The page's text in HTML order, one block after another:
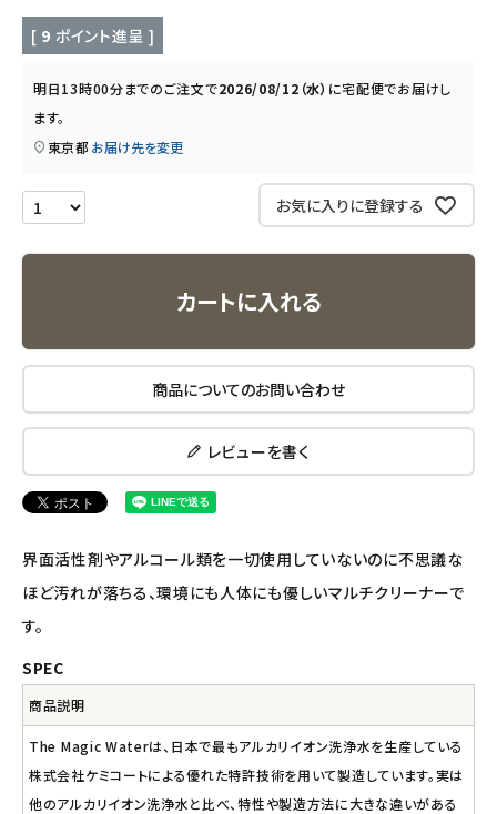
キッチン用品
ブランド
エコリュクス
エコメイト
コラム・スタッフのおすすめ
ご利用ガイド等
アカウント情報
ようこそ ゲスト 様
[ 9 ポイント進呈 ]
明日13時00分までのご注文で2026/08/12（水） に宅配便でお届けし
ます。
東京都 お届け先を変更
お気に入りに登録する
カートに入れる
商品についてのお問い合わせ
レビューを書く
界面活性剤やアルコール類を一切使用していないのに不思議な
ほど汚れが落ちる、環境にも人体にも優しいマルチクリーナーで
す。
SPEC
商品説明
The Magic Waterは、日本で最もアルカリイオン洗浄水を生産している
株式会社ケミコートによる優れた特許技術を用いて製造しています。実は
他のアルカリイオン洗浄水と比べ、特性や製造方法に大きな違いがある